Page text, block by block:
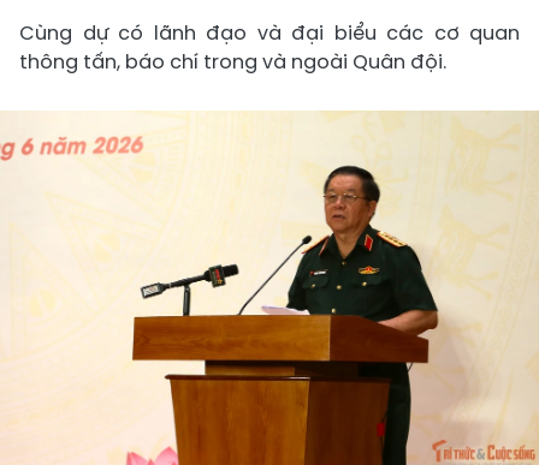
Cùng dự có lãnh đạo và đại biểu các cơ quan
thông tấn, báo chí trong và ngoài Quân đội.